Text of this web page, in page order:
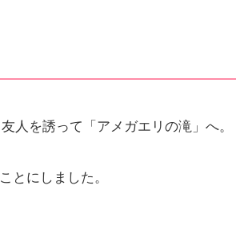
人を誘って「アメガエリの滝」へ。
とにしました。